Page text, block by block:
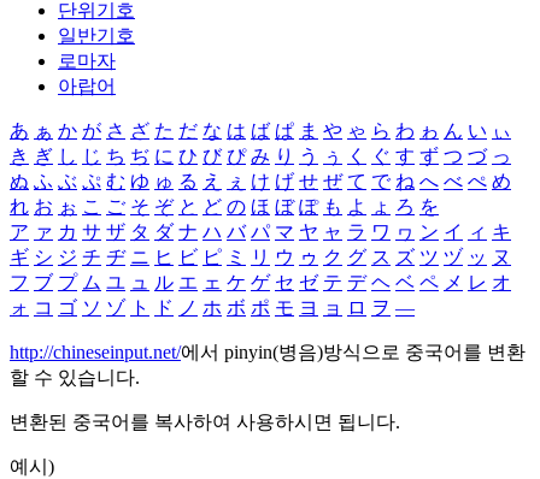
단위기호
일반기호
로마자
아랍어
あ ぁ か が さ ざ た だ な は ば ぱ ま や ゃ ら わ ゎ ん い ぃ
き ぎ し じ ち ぢ に ひ び ぴ み り う ぅ く ぐ す ず つ づ っ
ぬ ふ ぶ ぷ む ゆ ゅ る え ぇ け げ せ ぜ て で ね へ べ ぺ め
れ お ぉ こ ご そ ぞ と ど の ほ ぼ ぽ も よ ょ ろ を
ア ァ カ サ ザ タ ダ ナ ハ バ パ マ ヤ ャ ラ ワ ヮ ン イ ィ キ
ギ シ ジ チ ヂ ニ ヒ ビ ピ ミ リ ウ ゥ ク グ ス ズ ツ ヅ ッ ヌ
フ ブ プ ム ユ ュ ル エ ェ ケ ゲ セ ゼ テ デ ヘ ベ ペ メ レ オ
ォ コ ゴ ソ ゾ ト ド ノ ホ ボ ポ モ ヨ ョ ロ ヲ ―
http://chineseinput.net/에서 pinyin(병음)방식으로 중국어를 변환
할 수 있습니다.
변환된 중국어를 복사하여 사용하시면 됩니다.
예시)